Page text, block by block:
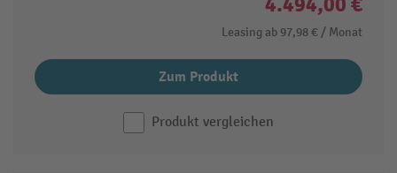
Leasing ab 97,98 € / Monat
Zum Produkt
Produkt vergleichen